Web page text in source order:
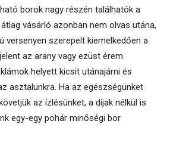
borok nagy részén találhatók a
vásárló azonban nem olvas utána,
versenyen szerepelt kiemelkedően a
az arany vagy ezüst érem.
helyett kicsit utánajárni és
asztalunkra. Ha az egészségünket
az ízlésünket, a díjak nélkül is
egy-egy pohár minőségi bor